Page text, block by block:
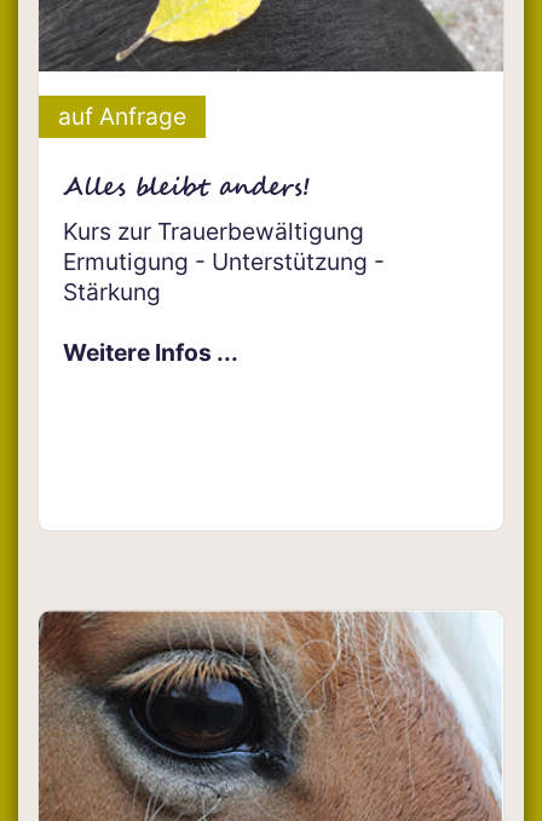
auf Anfrage
Alles bleibt anders!
Kurs zur Trauerbewältigung
Ermutigung - Unterstützung -
Stärkung
Weitere Infos ...